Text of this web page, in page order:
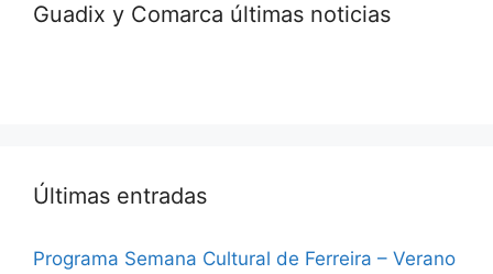
Guadix y Comarca últimas noticias
Últimas entradas
Programa Semana Cultural de Ferreira – Verano